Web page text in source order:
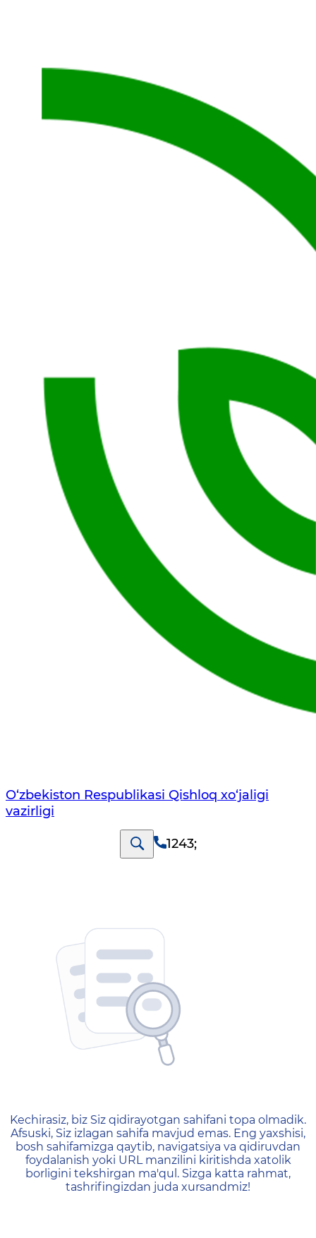
O‘zbekiston Respublikasi Qishloq хo‘jаligi
vаzirligi
1243;
404 — Страница не
Kechirasiz, biz Siz qidirayotgan sahifani topa olmadik.
Afsuski, Siz izlagan sahifa mavjud emas. Eng yaxshisi,
bosh sahifamizga qaytib, navigatsiya va qidiruvdan
foydalanish yoki URL manzilini kiritishda xatolik
borligini tekshirgan ma'qul. Sizga katta rahmat,
tashrifingizdan juda xursandmiz!